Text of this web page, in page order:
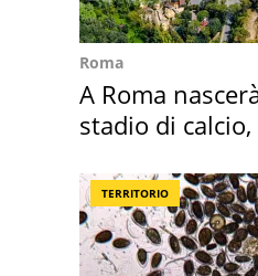
Roma
A Roma
stadio di
TERRITORIO